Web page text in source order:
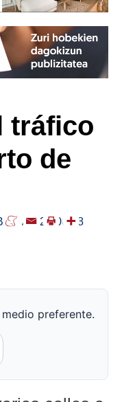
tráfico
de
/2024-06-08
preferente.